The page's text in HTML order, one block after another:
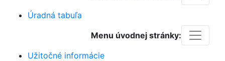
Úradná tabuľa
Menu úvodnej stránky:
Užitočné informácie